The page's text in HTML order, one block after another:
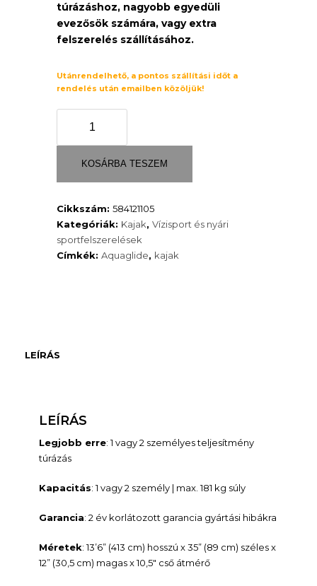
túrázáshoz, nagyobb egyedüli
evezősök számára, vagy extra
felszerelés szállításához.
Utánrendelhető, a pontos szállítási időt a
rendelés után emailben közöljük!
felfújható
kajakKOSÁRBA TESZEM
Cikkszám: 584121105
Kategóriák: Kajak, Vízisport és nyári
sportfelszerelések
Címkék: Aquaglide, kajak
LEÍRÁS
LEÍRÁS
Legjobb erre: 1 vagy 2 személyes teljesítmény
túrázás
Kapacitás: 1 vagy 2 személy | max. 181 kg súly
Garancia: 2 év korlátozott garancia gyártási hibákra
Méretek: 13’6” (413 cm) hosszú x 35” (89 cm) széles x
12” (30,5 cm) magas x 10,5″ cső átmérő